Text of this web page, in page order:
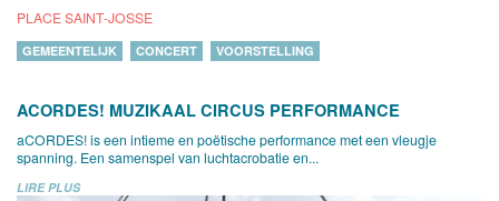
PLACE SAINT-JOSSE
GEMEENTELIJK CONCERT VOORSTELLING
ACORDES! MUZIKAAL CIRCUS PERFORMANCE
aCORDES! is een intieme en poëtische performance met een vleugje
spanning. Een samenspel van luchtacrobatie en...
LIRE PLUS